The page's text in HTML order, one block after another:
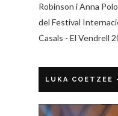
Robinson i Anna
del Festival
Casals - El Vendrell
LUKA COETZEE